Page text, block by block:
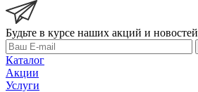
Будьте в курсе наших акций и новостей
Каталог
Акции
Услуги